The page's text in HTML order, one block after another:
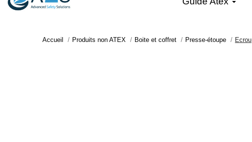
Accueil Produits non ATEX Boite et coffret Presse-étoupe Ecrou